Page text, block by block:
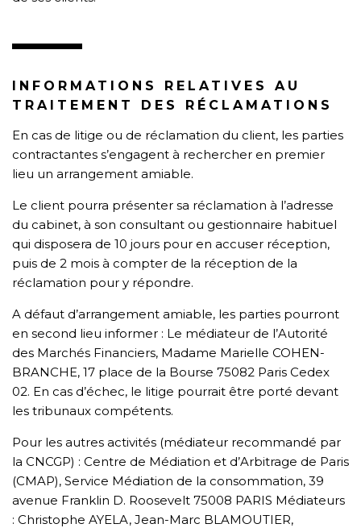
INFORMATIONS RELATIVES AU
TRAITEMENT DES RÉCLAMATIONS
En cas de litige ou de réclamation du client, les parties
contractantes s’engagent à rechercher en premier
lieu un arrangement amiable.
Le client pourra présenter sa réclamation à l’adresse
du cabinet, à son consultant ou gestionnaire habituel
qui disposera de 10 jours pour en accuser réception,
puis de 2 mois à compter de la réception de la
réclamation pour y répondre.
A défaut d’arrangement amiable, les parties pourront
en second lieu informer : Le médiateur de l’Autorité
des Marchés Financiers, Madame Marielle COHEN-
BRANCHE, 17 place de la Bourse 75082 Paris Cedex
02. En cas d’échec, le litige pourrait être porté devant
les tribunaux compétents.
Pour les autres activités (médiateur recommandé par
la CNCGP) : Centre de Médiation et d’Arbitrage de Paris
(CMAP), Service Médiation de la consommation, 39
avenue Franklin D. Roosevelt 75008 PARIS Médiateurs
: Christophe AYELA, Jean-Marc BLAMOUTIER,